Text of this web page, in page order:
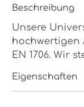
Beschreibung
Unsere
hochwertigen
EN 1706. Wir
Eigenschaften